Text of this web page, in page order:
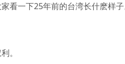
看一下25年前的台湾长什麽样
。